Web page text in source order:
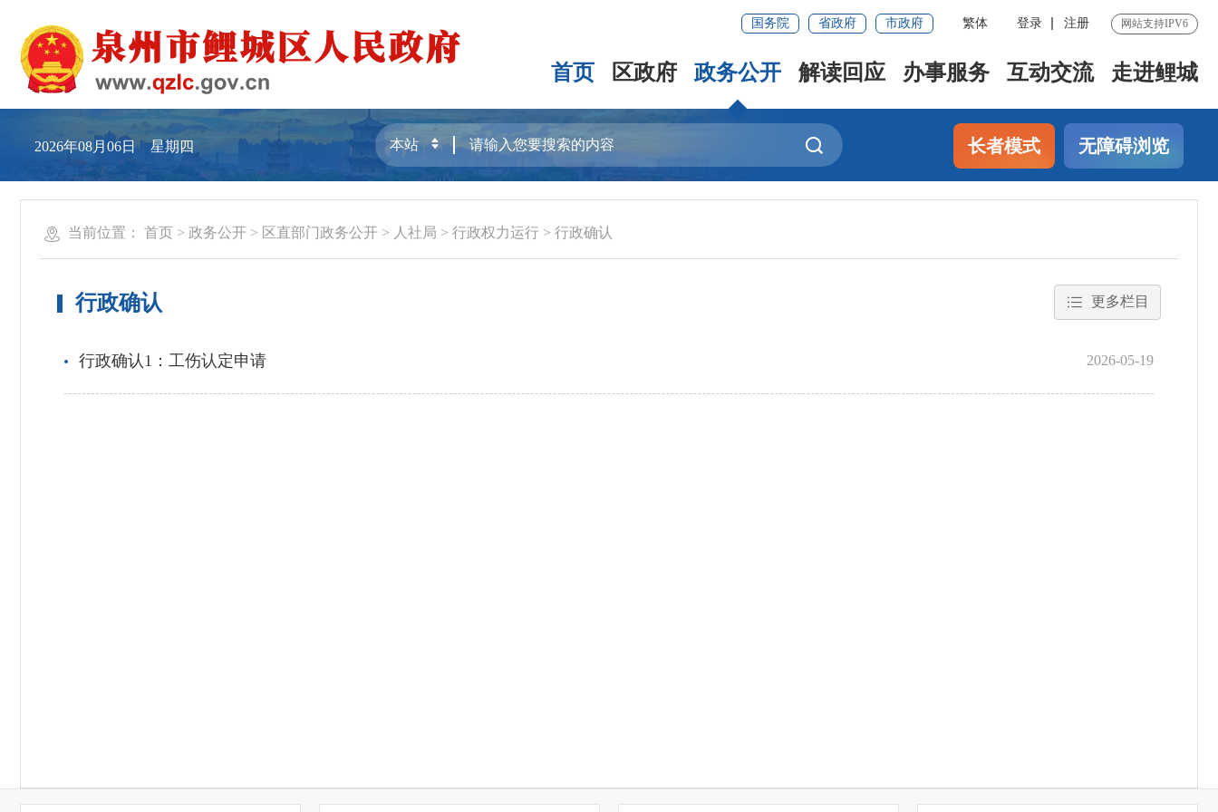
国务院 省政府 市政府 繁体 登录 注册 网站支持IPV6
首页 区政府 政务公开 解读回应 办事服务 互动交流 走进鲤城
2026年08月06日 星期四 长者模式 无障碍浏览
当前位置： 首页 > 政务公开 > 区直部门政务公开 > 人社局 > 行政权力运行 > 行政确认
行政确认 更多栏目
行政确认1：工伤认定申请 2026-05-19